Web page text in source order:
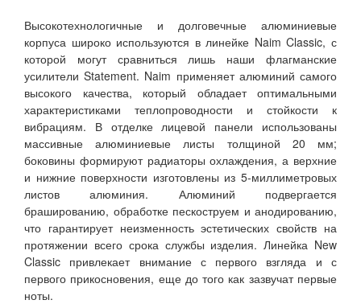
Высокотехнологичные и долговечные алюминиевые
корпуса широко используются в линейке Naim Classic, с
которой могут сравниться лишь наши флагманские
усилители Statement. Naim применяет алюминий самого
высокого качества, который обладает оптимальными
характеристиками теплопроводности и стойкости к
вибрациям. В отделке лицевой панели использованы
массивные алюминиевые листы толщиной 20 мм;
боковины формируют радиаторы охлаждения, а верхние
и нижние поверхности изготовлены из 5-миллиметровых
листов алюминия. Алюминий подвергается
брашированию, обработке пескоструем и анодированию,
что гарантирует неизменность эстетических свойств на
протяжении всего срока службы изделия. Линейка New
Classic привлекает внимание с первого взгляда и с
первого прикосновения, еще до того как зазвучат первые
ноты.